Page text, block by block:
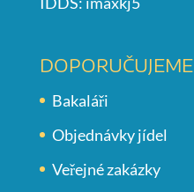
DOPORUČUJEME
Bakaláři
Objednávky jídel
Veřejné zakázky